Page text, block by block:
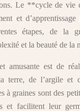
Le **cycle de vie
et
étapes, de la
et la beauté de la
amusante est de
terre, de l’argile et
à graines sont des
et facilitent leur